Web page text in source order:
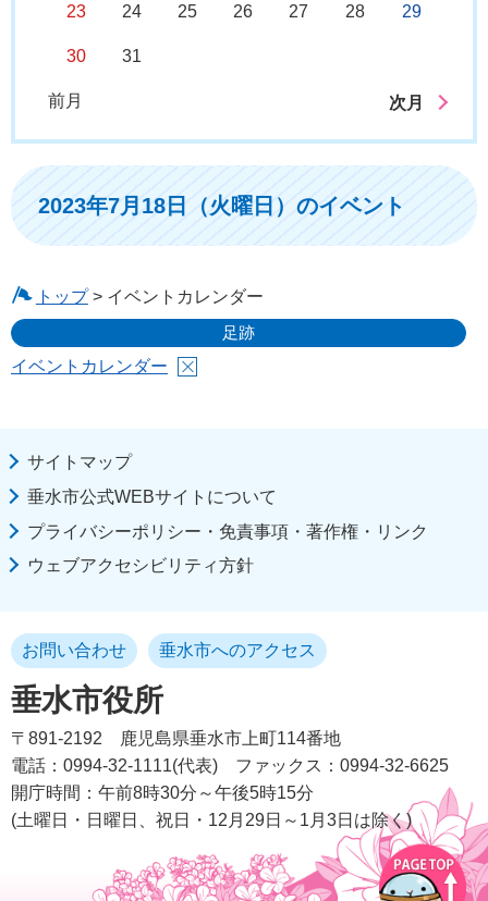
23 24 25 26 27 28 29
30 31
前月 次月
2023年7月18日（火曜日）のイベント
トップ> イベントカレンダー
足跡
イベントカレンダー
サイトマップ
垂水市公式WEBサイトについて
プライバシーポリシー・免責事項・著作権・リンク
ウェブアクセシビリティ方針
垂水市役所
お問い合わせ 垂水市へのアクセス
〒891-2192
鹿児島県垂水市上町114番地
電話：0994-32-1111(代表)
ファックス：0994-32-6625
開庁時間：午前8時30分～午後5時15分
(土曜日・日曜日、祝日・12月29日～1月3日は除く)